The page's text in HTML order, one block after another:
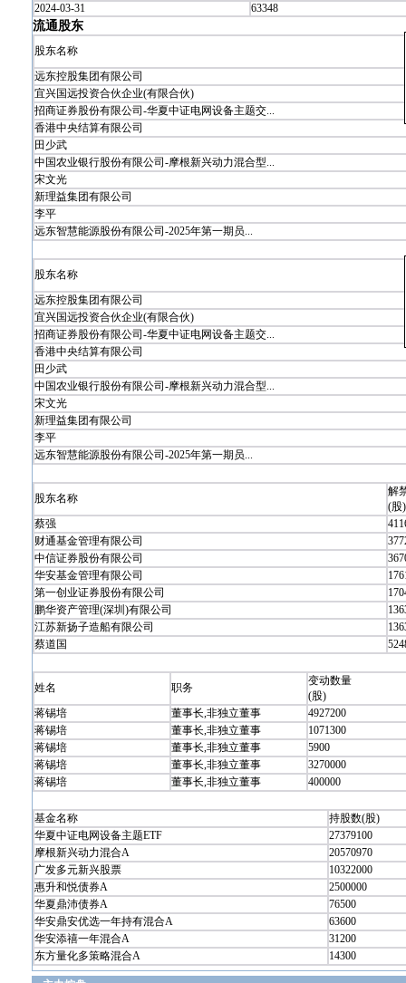
2024-03-31
63348
流通股东
股东名称
远东控股集团有限公司
宜兴国远投资合伙企业(有限合伙)
招商证券股份有限公司-华夏中证电网设备主题交...
香港中央结算有限公司
田少武
中国农业银行股份有限公司-摩根新兴动力混合型...
宋文光
新理益集团有限公司
李平
远东智慧能源股份有限公司-2025年第一期员...
股东名称
远东控股集团有限公司
宜兴国远投资合伙企业(有限合伙)
招商证券股份有限公司-华夏中证电网设备主题交...
香港中央结算有限公司
田少武
中国农业银行股份有限公司-摩根新兴动力混合型...
宋文光
新理益集团有限公司
李平
远东智慧能源股份有限公司-2025年第一期员...
股东名称
解
(股)
蔡强
财通基金管理有限公司
中信证券股份有限公司
华安基金管理有限公司
第一创业证券股份有限公司
鹏华资产管理(深圳)有限公司
江苏新扬子造船有限公司
蔡道国
姓名 职务
变动数量
(股)
蒋锡培
董事长,非独立董事
4927200
蒋锡培
董事长,非独立董事
1071300
蒋锡培
董事长,非独立董事
5900
蒋锡培
董事长,非独立董事
3270000
蒋锡培
董事长,非独立董事 400000
基金名称
持股数(股)
华夏中证电网设备主题ETF
27379100
摩根新兴动力混合A
20570970
广发多元新兴股票
10322000
惠升和悦债券A
2500000
华夏鼎沛债券A
76500
华安鼎安优选一年持有混合A
63600
华安添禧一年混合A
31200
东方量化多策略混合A
14300